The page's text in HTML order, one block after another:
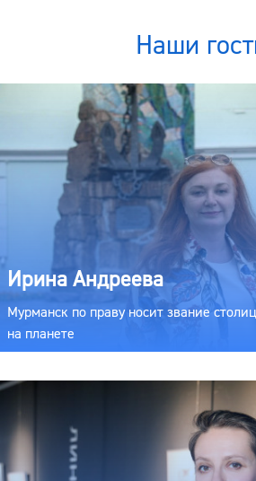
Наши
Ирина Андреева
Мурманск по праву носит звание
на планете